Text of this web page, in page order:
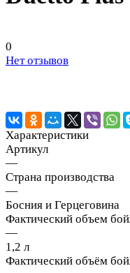
0
Нет отзывов
Характеристики
Артикул
—
Страна производства
—
Босния и Герцеговина
Фактический объем
—
1,2 л
Фактический объём